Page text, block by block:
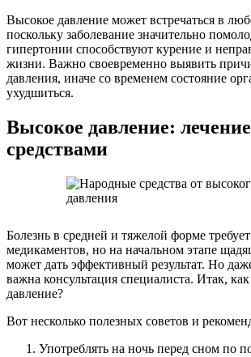
Высокое давление может встречаться в
поскольку заболевание значительно
гипертонии способствуют курение и
жизни. Важно своевременно выявить
давления, иначе со временем состояние
ухудшиться.
Высокое давление:
средствами
Болезнь в средней и тяжелой форме
медикаментов, но на начальном этапе
может дать эффективный результат. Но
важна консультация специалиста. Итак,
давление?
Вот несколько полезных советов и
Употреблять на ночь перед сном по